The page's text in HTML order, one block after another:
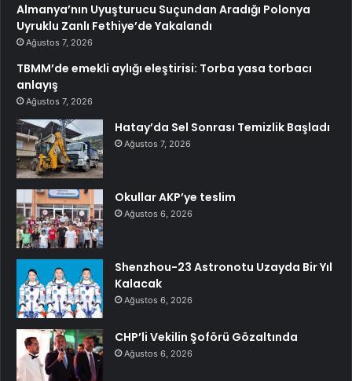
Almanya’nın Uyuşturucu Suçundan Aradığı Polonya
Uyruklu Zanlı Fethiye’de Yakalandı
Ağustos 7, 2026
TBMM’de emekli aylığı eleştirisi: Torba yasa torbacı
anlayış
Ağustos 7, 2026
Hatay’da Sel Sonrası Temizlik Başladı
Ağustos 7, 2026
Okullar AKP’ye teslim
Ağustos 6, 2026
Shenzhou-23 Astronotu Uzayda Bir Yıl
Kalacak
Ağustos 6, 2026
CHP’li Vekilin Şoförü Gözaltında
Ağustos 6, 2026